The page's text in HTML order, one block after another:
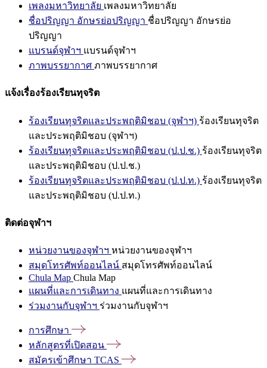
เพลงมหาวิทยาลัย เพลงมหาวิทยาลัย
ชื่อปริญญา อักษรย่อปริญญา ชื่อปริญญา อักษรย่อ
ปริญญา
แบรนด์จุฬาฯ แบรนด์จุฬาฯ
ภาพบรรยากาศ ภาพบรรยากาศ
แจ้งเรื่องร้องเรียนทุจริต
ร้องเรียนทุจริตและประพฤติมิชอบ (จุฬาฯ) ร้องเรียนทุจริต
และประพฤติมิชอบ (จุฬาฯ)
ร้องเรียนทุจริตและประพฤติมิชอบ (ป.ป.ช.) ร้องเรียนทุจริต
และประพฤติมิชอบ (ป.ป.ช.)
ร้องเรียนทุจริตและประพฤติมิชอบ (ป.ป.ท.) ร้องเรียนทุจริต
และประพฤติมิชอบ (ป.ป.ท.)
ติดต่อจุฬาฯ
หน่วยงานของจุฬาฯ หน่วยงานของจุฬาฯ
สมุดโทรศัพท์ออนไลน์ สมุดโทรศัพท์ออนไลน์
Chula Map Chula Map
แผนที่และการเดินทาง แผนที่และการเดินทาง
ร่วมงานกับจุฬาฯ ร่วมงานกับจุฬาฯ
การศึกษา
หลักสูตรที่เปิดสอน
สมัครเข้าศึกษา TCAS